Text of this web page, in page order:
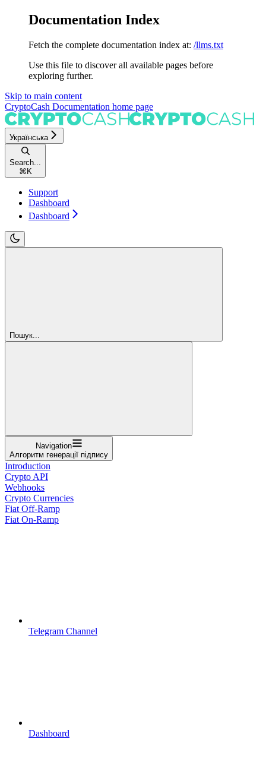
Documentation Index
Fetch the complete documentation index at: /llms.txt
Use this file to discover all available pages before
exploring further.
Skip to main content
CryptoCash Documentation home page
Українська
Search...
⌘ K
Support
Dashboard
Dashboard
Пошук...
Navigation
Алгоритм генерації підпису
Introduction
Crypto API
Webhooks
Crypto Currencies
Fiat Off-Ramp
Fiat On-Ramp
Telegram Channel
Dashboard